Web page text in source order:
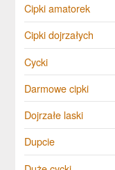
Cipki amatorek
Cipki dojrzałych
Cycki
Darmowe cipki
Dojrzałe laski
Dupcie